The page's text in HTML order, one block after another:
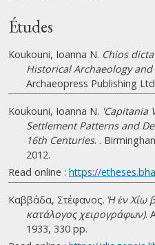
Études
Koukouni, Ioanna N. Chios
Historical Archaeology
Archaeopress Publishing
Koukouni, Ioanna N. 'Capitania
Settlement Patterns and
16th Centuries. .
2012.
Read online : https://
Καββάδα, Στέφανος. Ἡ ἐν Χίω
κατάλογος χειρογράφων).
1933, 330 pp.